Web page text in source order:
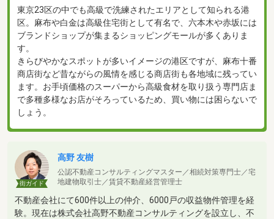
東京23区の中でも高級で洗練されたエリアとして知られる港
区。麻布や白金は高級住宅街として有名で、六本木や赤坂には
ブランドショップが集まるショッピングモールが多くありま
す。
きらびやかなスポットが多いイメージの港区ですが、麻布十番
商店街など昔ながらの風情を感じる商店街も各地域に残ってい
ます。お手頃価格のスーパーから高級食材を取り扱う専門店ま
で多種多様なお店がそろっているため、買い物には困らないで
しょう。
街ガイド
高野 友樹
公認不動産コンサルティングマスター／相続対策専門士／宅
地建物取引士／賃貸不動産経営管理士
不動産会社にて600件以上の仲介、6000戸の収益物件管理を経
験。現在は株式会社高野不動産コンサルティングを設立し、不